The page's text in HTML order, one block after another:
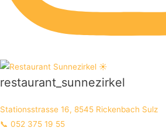
restaurant_sunnezirkel
Stationsstrasse 16, 8545 Rickenbach Sulz
📞 052 375 19 55